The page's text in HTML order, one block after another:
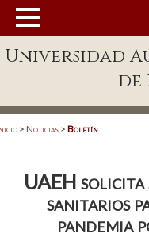
Enlaces
Patronato
Universidad
de
> Noticias > Boletín
UAEH
sanitarios
pandemia